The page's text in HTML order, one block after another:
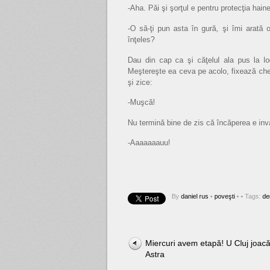
-Aha. Păi şi şorţul e pentru protecţia
-O să-ţi pun asta în gură, şi îmi arată
înţeles?
Dau din cap ca şi căţelul ala pus la
Meştereşte ea ceva pe acolo, fixează
şi zice:
-Muşcă!
Nu termină bine de zis că încăperea e
-Aaaaaaauu!
By daniel rus • poveşti • • Tags:
Miercuri avem etapă! U Cluj
Astra